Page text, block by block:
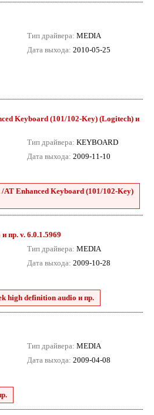
Тип драйвера: MEDIA
Дата выхода: 2010-05-25
Keyboard (101/102-Key) (Logitech) и
Тип драйвера: KEYBOARD
Дата выхода: 2009-11-10
AT Enhanced Keyboard (101/102-Key)
пр. v. 6.0.1.5969
Тип драйвера: MEDIA
Дата выхода: 2009-10-28
high definition audio и пр.
Тип драйвера: MEDIA
Дата выхода: 2009-04-08